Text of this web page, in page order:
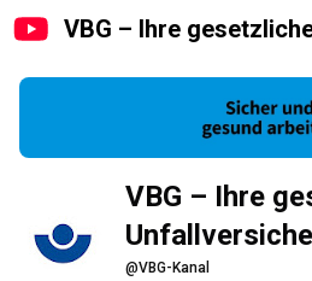
VBG – Ihre
VBG – Ihre
@VBG-Kanal